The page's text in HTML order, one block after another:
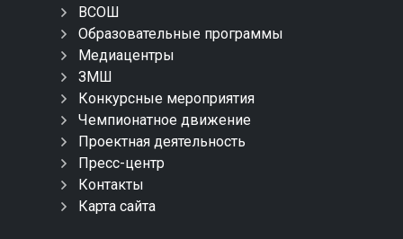
ВСОШ
Образовательные программы
Медиацентры
ЗМШ
Конкурсные мероприятия
Чемпионатное движение
Проектная деятельность
Пресс-центр
Контакты
Карта сайта